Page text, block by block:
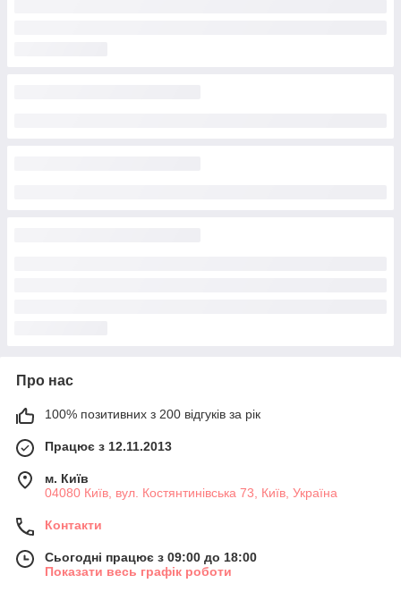
Про нас
100% позитивних з 200 відгуків за рік
Працює з 12.11.2013
м. Київ
04080 Київ, вул. Костянтинівська 73, Київ, Україна
Контакти
Сьогодні працює з 09:00 до 18:00
Показати весь графік роботи